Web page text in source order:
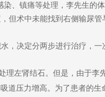
镇痛等处理，李先生的
但术中未能找到右侧输尿
决定分两步进行治疗，一
左肾结石。但是，由于李
道压力增高。为了患者的